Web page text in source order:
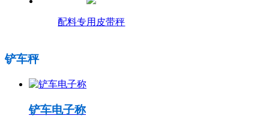
配料专用皮带秤
铲车秤
铲车电子称